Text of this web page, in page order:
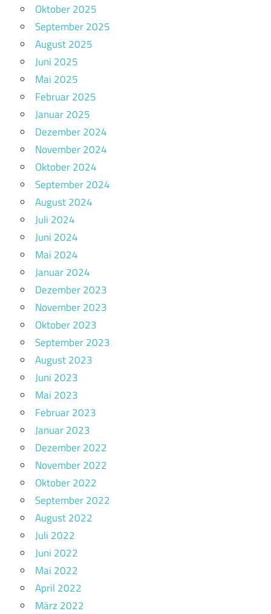
Oktober 2025
September 2025
August 2025
Juni 2025
Mai 2025
Februar 2025
Januar 2025
Dezember 2024
November 2024
Oktober 2024
September 2024
August 2024
Juli 2024
Juni 2024
Mai 2024
Januar 2024
Dezember 2023
November 2023
Oktober 2023
September 2023
August 2023
Juni 2023
Mai 2023
Februar 2023
Januar 2023
Dezember 2022
November 2022
Oktober 2022
September 2022
August 2022
Juli 2022
Juni 2022
Mai 2022
April 2022
März 2022